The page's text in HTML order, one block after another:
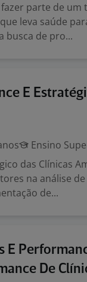
parte de um
leva saúde
busca de pro...
E
Ensino
das Clínicas
na análise
de...
E
De